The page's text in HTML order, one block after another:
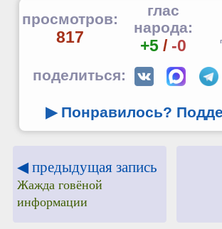
просмотров:
817
глас
народа:
+5/ -0
поделиться:
▶ Понравилось?
◀ предыдущая запись
Жажда говёной
информации